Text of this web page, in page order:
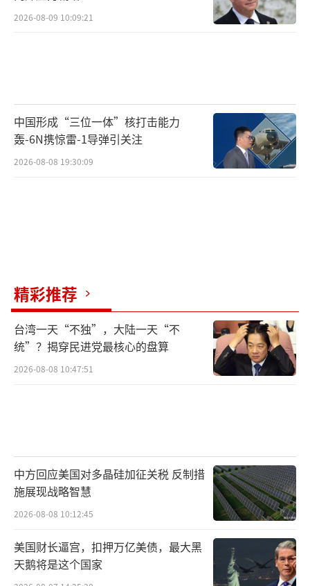
2026-08-09 10:09:21
中国形成“三位一体”核打击能力
轰-6N携惊雷-1导弹引关注
2026-08-08 19:30:09
精彩推荐
台湾一天“不独”，大陆一天“不
统”？揭穿民进党最核心的盘算
2026-08-08 10:47:51
中方回应美国对多晶硅加征关税 反制措
施展现战略智慧
2026-08-08 10:12:45
美国财长逼宫，扣押万亿美债，最大黑
天鹅将是这个国家